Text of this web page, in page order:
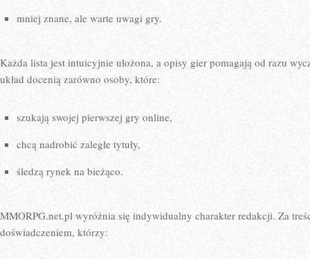
mniej znane, ale warte uwagi gry.
Każda lista jest intuicyjnie ułożona, a opisy gier pomagają od razu
układ docenią zarówno osoby, które:
szukają swojej pierwszej gry online,
chcą nadrobić zaległe tytuły,
śledzą rynek na bieżąco.
MMORPG.net.pl wyróżnia się indywidualny charakter redakcji. Za
doświadczeniem, którzy: